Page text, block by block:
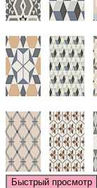
Быстрый просмотр